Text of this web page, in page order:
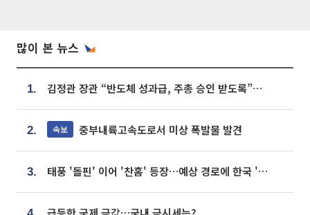
많이 본 뉴스
1. 김정관 장관 “반도체 성과급, 주총 승인 받도록”…상법·자본시장법 개정 시사
2. 속보 중부내륙고속도로서 미상 폭발물 발견
3. 태풍 '돌핀' 이어 '찬홈' 등장…예상 경로에 한국 '한숨'